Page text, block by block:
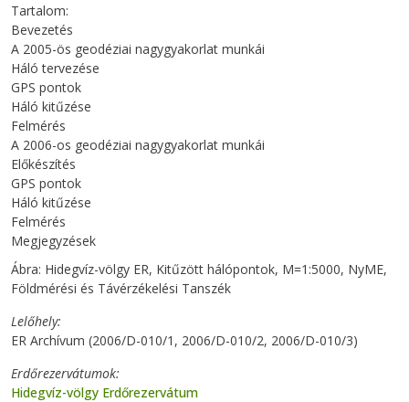
Tartalom:
Bevezetés
A 2005-ös geodéziai nagygyakorlat munkái
Háló tervezése
GPS pontok
Háló kitűzése
Felmérés
A 2006-os geodéziai nagygyakorlat munkái
Előkészítés
GPS pontok
Háló kitűzése
Felmérés
Megjegyzések
Ábra: Hidegvíz-völgy ER, Kitűzött hálópontok, M=1:5000, NyME,
Földmérési és Távérzékelési Tanszék
Lelőhely
ER Archívum (2006/D-010/1, 2006/D-010/2, 2006/D-010/3)
Erdőrezervátumok
Hidegvíz-völgy Erdőrezervátum